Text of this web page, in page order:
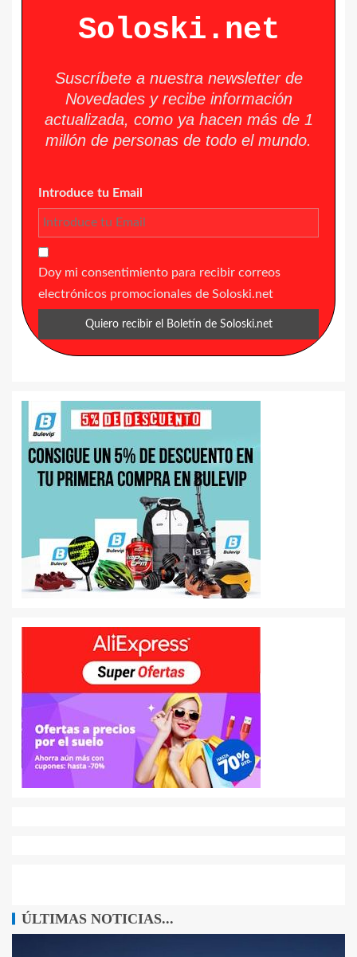
Soloski.net
Suscríbete a nuestra newsletter de
Novedades y recibe información
actualizada, como ya hacen más de 1
millón de personas de todo el mundo.
Introduce tu Email
Doy mi consentimiento para recibir correos
electrónicos promocionales de Soloski.net
ÚLTIMAS NOTICIAS...